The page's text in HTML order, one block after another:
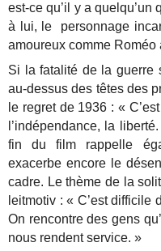
est-ce qu’il y a quelqu’un
à lui, le personnage
amoureux comme
Si la fatalité de la guerre
au-dessus des têtes des
le regret de 1936 : «
l’indépendance, la
fin du film rappelle
exacerbe encore le
cadre. Le thème de la
leitmotiv : « C’est difficile
On rencontre des gens
nous rendent service. »